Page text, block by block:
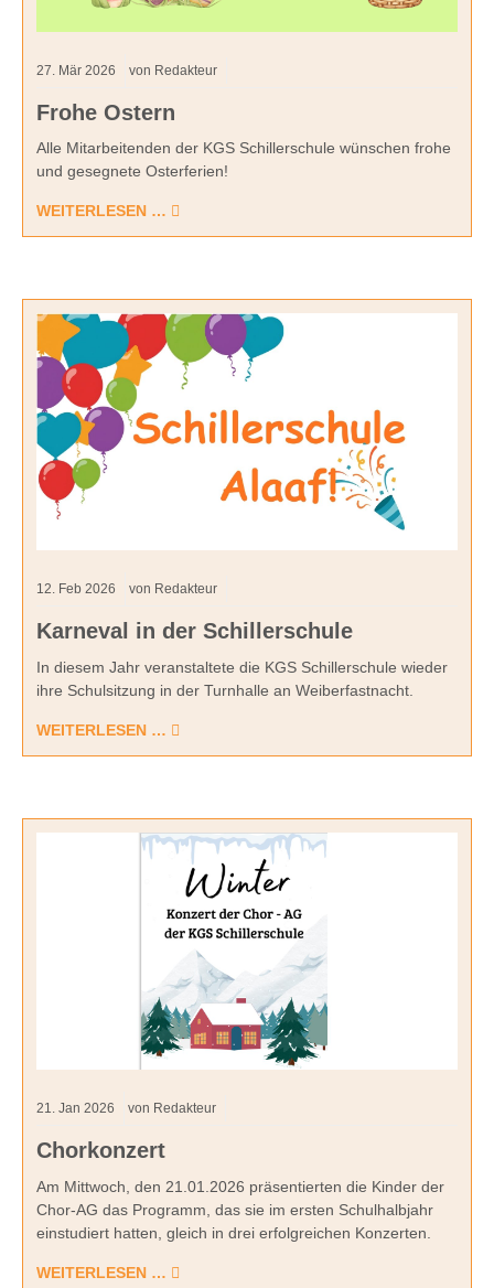
27. Mär 2026 von Redakteur
Frohe Ostern
Alle Mitarbeitenden der KGS Schillerschule wünschen frohe
und gesegnete Osterferien!
WEITERLESEN …
12. Feb 2026 von Redakteur
Karneval in der Schillerschule
In diesem Jahr veranstaltete die KGS Schillerschule wieder
ihre Schulsitzung in der Turnhalle an Weiberfastnacht.
WEITERLESEN …
21. Jan 2026 von Redakteur
Chorkonzert
Am Mittwoch, den 21.01.2026 präsentierten die Kinder der
Chor-AG das Programm, das sie im ersten Schulhalbjahr
einstudiert hatten, gleich in drei erfolgreichen Konzerten.
WEITERLESEN …